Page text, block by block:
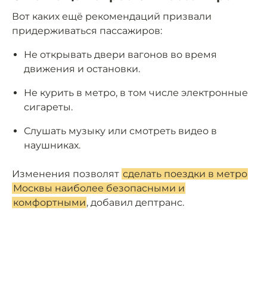
Вот каких ещё рекомендаций призвали
придерживаться пассажиров:
Не открывать двери вагонов во время
движения и остановки.
Не курить в метро, в том числе электронные
сигареты.
Слушать музыку или смотреть видео в
наушниках.
Изменения позволят сделать поездки в метро
Москвы наиболее безопасными и
комфортными, добавил дептранс.